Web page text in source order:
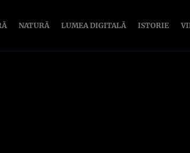
NATURĂ LUMEA DIGITALĂ ISTORIE